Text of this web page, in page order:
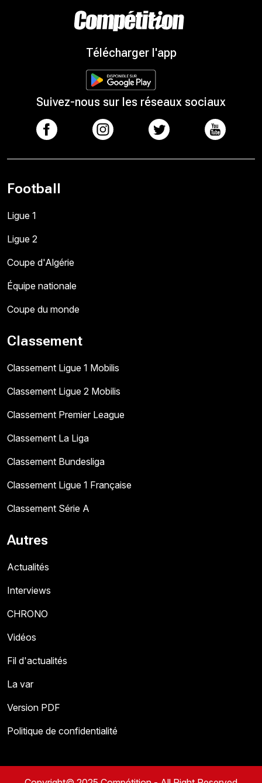
Télécharger l'app
Suivez-nous sur les réseaux sociaux
Football
Ligue 1
Ligue 2
Coupe d'Algérie
Équipe nationale
Coupe du monde
Classement
Classement Ligue 1 Mobilis
Classement Ligue 2 Mobilis
Classement Premier League
Classement La Liga
Classement Bundesliga
Classement Ligue 1 Française
Classement Série A
Autres
Actualités
Interviews
CHRONO
Vidéos
Fil d'actualités
La var
Version PDF
Politique de confidentialité